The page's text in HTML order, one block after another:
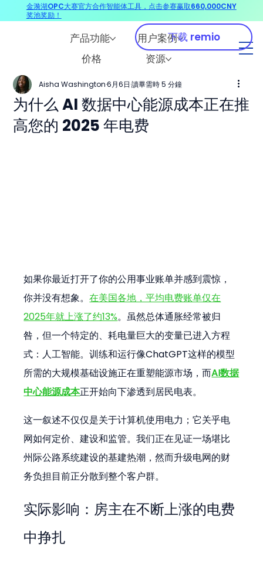
产品功能
用户案例
价格
资源
下载 remio
为什么 AI 数据中心能源成本正在推
高您的 2025 年电费
Aisha Washington 6月6日 讀畢需時 5 分鐘
如果你最近打开了你的公用事业账单并感到震惊，
你并没有想象。在美国各地，平均电费账单仅在
2025年就上涨了约13%。虽然总体通胀经常被归
咎，但一个特定的、耗电量巨大的变量已进入方程
式：人工智能。训练和运行像ChatGPT这样的模型
所需的大规模基础设施正在重塑能源市场，而AI数据
中心能源成本正开始向下渗透到居民电表。
这一叙述不仅仅是关于计算机使用电力；它关乎电
网如何定价、建设和监管。我们正在见证一场堪比
州际公路系统建设的基建热潮，然而升级电网的财
务负担目前正分散到整个客户群。
实际影响：房主在不断上涨的电费
中挣扎
金漪湖OPC大赛官方合作智能体工具，点击参赛赢取660,000CNY
奖池奖励！